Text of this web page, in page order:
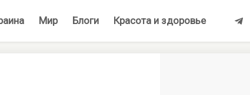
Мир Блоги Красота и здоровье